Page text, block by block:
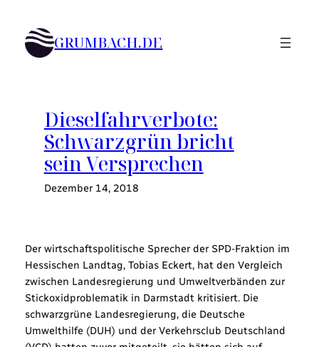
Inhalt
springen GRUMBACH.DE
Dieselfahrverbote:
Schwarzgrün bricht
sein Versprechen
Dezember 14, 2018
Der wirtschaftspolitische Sprecher der SPD-Fraktion im
Hessischen Landtag, Tobias Eckert, hat den Vergleich
zwischen Landesregierung und Umweltverbänden zur
Stickoxidproblematik in Darmstadt kritisiert. Die
schwarzgrüne Landesregierung, die Deutsche
Umwelthilfe (DUH) und der Verkehrsclub Deutschland